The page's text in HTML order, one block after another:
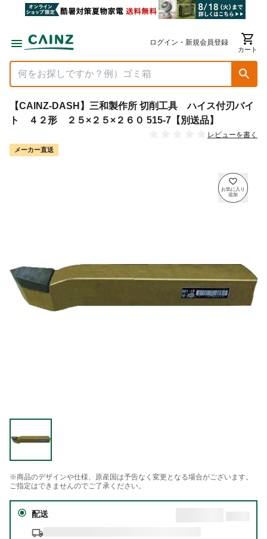
ログイン・新規会員登録
カート
【CAINZ-DASH】三和製作所 切削工具 ハイス付刃バイ
ト ４２形 ２５×２５×２６０ 515-7【別送品】
レビューを書く
メーカー直送
※商品のデザインや仕様、原産国は予告なく変更となる場合がございます。
ご指定はできませんのでご了承ください。
配送